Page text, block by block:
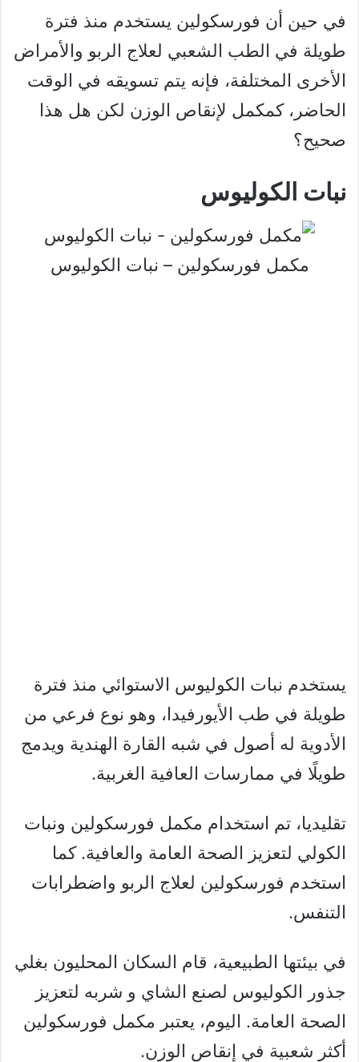
في حين أن فورسكولين يستخدم منذ فترة
طويلة في الطب الشعبي لعلاج الربو والأمراض
الأخرى المختلفة، فإنه يتم تسويقه في الوقت
الحاضر، كمكمل لإنقاص الوزن لكن هل هذا
صحيح؟
نبات الكوليوس
مكمل فورسكولين – نبات الكوليوس
يستخدم نبات الكوليوس الاستوائي منذ فترة
طويلة في طب الأيورفيدا، وهو نوع فرعي من
الأدوية له أصول في شبه القارة الهندية ويدمج
طويلًا في ممارسات العافية الغربية.
تقليديا، تم استخدام مكمل فورسكولين ونبات
الكولي لتعزيز الصحة العامة والعافية. كما
استخدم فورسكولين لعلاج الربو واضطرابات
التنفس.
في بيئتها الطبيعية، قام السكان المحليون بغلي
جذور الكوليوس لصنع الشاي و شربه لتعزيز
الصحة العامة. اليوم، يعتبر مكمل فورسكولين
أكثر شعبية في إنقاص الوزن.